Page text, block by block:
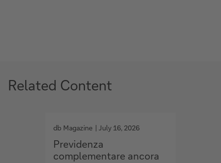
Related Content
o
t
o
db Magazine July 16, 2026
Previdenza
complementare ancora